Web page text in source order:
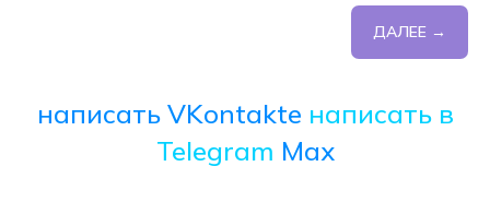
ДАЛЕЕ →
написать VKontakte написать в
Telegram Max